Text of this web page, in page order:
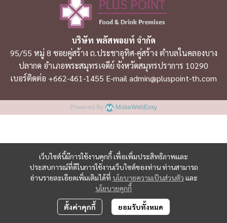
เว็บไซต์นี้มีการใช้งานคุกกี้ เพื่อเพิ่มประสิทธิภาพและ
ประสบการณ์ที่ดีในการใช้งานเว็บไซต์ของท่าน ท่านสามารถ
อ่านรายละเอียดเพิ่มเติมได้ที่ นโยบายความเป็นส่วนตัว และ
นโยบายคุกกี้
ตั้งค่าคุกกี้ ยอมรับทั้งหมด
บริษัท พลัสพอยท์ จำกัด
95/55 หมู่ 8 ซอยคู่สร้าง ถ.ประชาอุทิศ-คู่สร้าง ตำบลในคลองบาง
ปลากด อำเภอพระสมุทรเจดีย์ จังหวัดสมุทรปราการ 10290
เบอร์ติดต่อ +662-461-1455 E-mail admin@pluspoint-th.com
Powered By MakeWebEasy